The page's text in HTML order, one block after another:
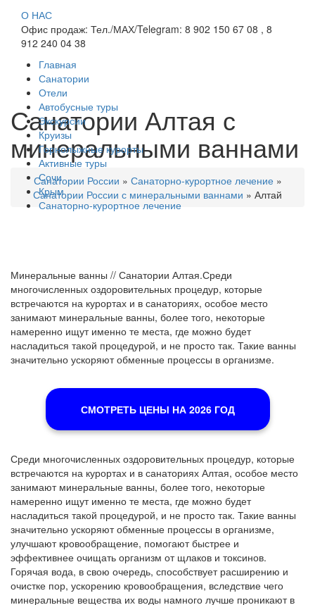
О НАС
Офис продаж: Тел./МАХ/Telegram: 8 902 150 67 08 , 8
912 240 04 38
Главная
Санатории
Отели
Автобусные туры
Экскурсии
Круизы
Горнолыжные курорты
Активные туры
Сочи
Крым
Санаторно-курортное лечение
Санатории Алтая с
минеральными ваннами
Санатории России » Санаторно-курортное лечение»
Санатории России с минеральными ваннами » Алтай
Минеральные ванны // Санатории Алтая.Среди
многочисленных оздоровительных процедур, которые
встречаются на курортах и в санаториях, особое место
занимают минеральные ванны, более того, некоторые
намеренно ищут именно те места, где можно будет
насладиться такой процедурой, и не просто так. Такие ванны
значительно ускоряют обменные процессы в организме.
СМОТРЕТЬ ЦЕНЫ НА 2026 ГОД
Среди многочисленных оздоровительных процедур, которые
встречаются на курортах и в санаториях Алтая, особое место
занимают минеральные ванны, более того, некоторые
намеренно ищут именно те места, где можно будет
насладиться такой процедурой, и не просто так. Такие ванны
значительно ускоряют обменные процессы в организме,
улучшают кровообращение, помогают быстрее и
эффективнее очищать организм от щлаков и токсинов.
Горячая вода, в свою очередь, способствует расширению и
очистке пор, ускорению кровообращения, вследствие чего
минеральные вещества их воды намного лучше проникают в